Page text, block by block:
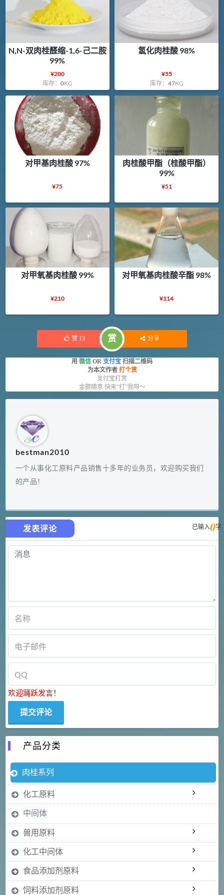
N,N-双肉桂醛缩-1,6-己二胺
99%
¥200
库存： 0KG
氢化肉桂酸 98%
¥55
库存： 47KG
对甲基肉桂酸 97%
¥75
肉桂酸甲酯（桂酸甲酯）
99%
¥51
对甲氧基肉桂酸 99%
¥210
对甲氧基肉桂酸辛酯 98%
¥114
赞 13 赏 分享
用 微信 OR 支付宝 扫描二维码
为本文作者 打个赏
支付宝打赏
金额随意 快来“打”我呀～
bestman2010
一个从事化工原料产品销售十多年的业务员，欢迎购买我们
的产品！
发表评论 已输入0字
欢迎踊跃发言！
产品分类
肉桂系列
化工原料
中间体
兽用原料
化工中间体
食品添加剂原料
饲料添加剂原料